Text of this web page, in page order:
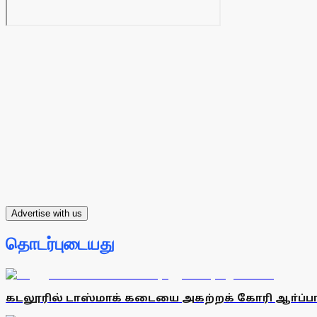
Advertise with us
தொடர்புடையது
கடலூரில் டாஸ்மாக் கடையை அகற்றக் கோரி